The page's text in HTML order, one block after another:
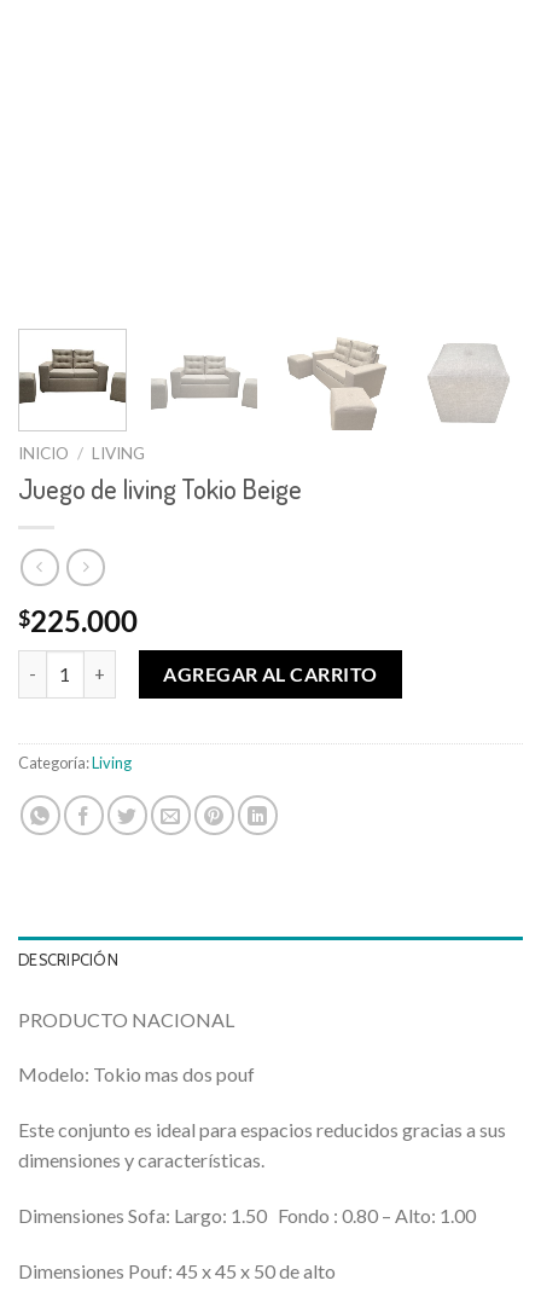
INICIO / LIVING
Juego de living Tokio Beige
$225.000
AGREGAR AL CARRITO
Categoría:Living
DESCRIPCIÓN
PRODUCTO NACIONAL
Modelo: Tokio mas dos pouf
Este conjunto es ideal para espacios reducidos gracias a sus
dimensiones y características.
Dimensiones Sofa: Largo: 1.50 Fondo : 0.80 – Alto: 1.00
Dimensiones Pouf: 45 x 45 x 50 de alto